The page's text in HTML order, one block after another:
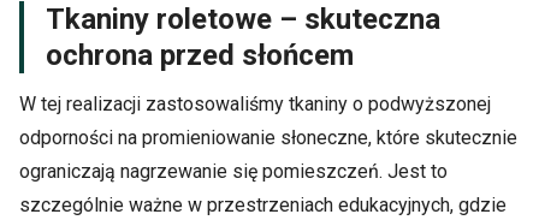
Tkaniny roletowe – skuteczna
ochrona przed słońcem
W tej realizacji zastosowaliśmy tkaniny o podwyższonej
odporności na promieniowanie słoneczne, które skutecznie
ograniczają nagrzewanie się pomieszczeń. Jest to
szczególnie ważne w przestrzeniach edukacyjnych, gdzie